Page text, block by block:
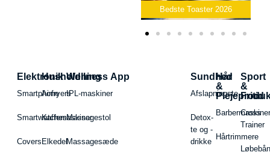
Bedste Toaster 2026
Elektronik
Smartphone
Smartwatches
Covers
Husholdning
Airfryers
Kaffemaskiner
Elkedel
Wellness App
IPL-maskiner
Massagestol
Massagesæde
Sundhed
Afslapningste
Detox-
te og -
drikke
Hår
&
Hårtrimmere
Sport
&
Fritid
Cross
Trainer